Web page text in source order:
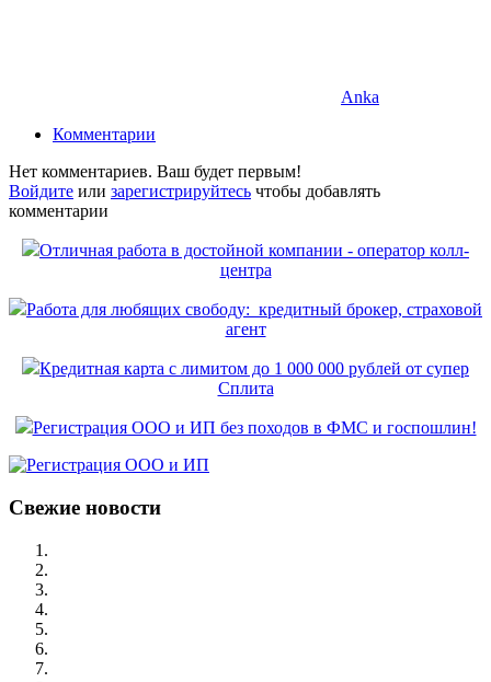
Anka
Комментарии
Нет комментариев. Ваш будет первым!
Войдите или зарегистрируйтесь чтобы добавлять
комментарии
Отличная работа в достойной компании - оператор колл-
центра
Работа для любящих свободу: кредитный брокер, страховой
агент
Кредитная карта с лимитом до 1 000 000 рублей от супер
Сплита
Регистрация ООО и ИП без походов в ФМС и госпошлин!
Свежие новости